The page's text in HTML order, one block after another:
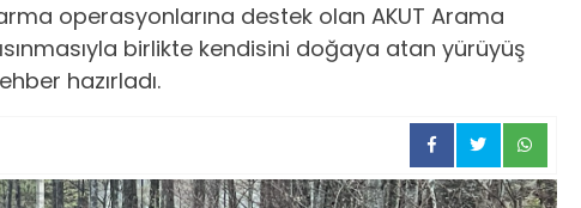
operasyonlarına destek olan AKUT Arama
birlikte kendisini doğaya atan yürüyüş
hazırladı.